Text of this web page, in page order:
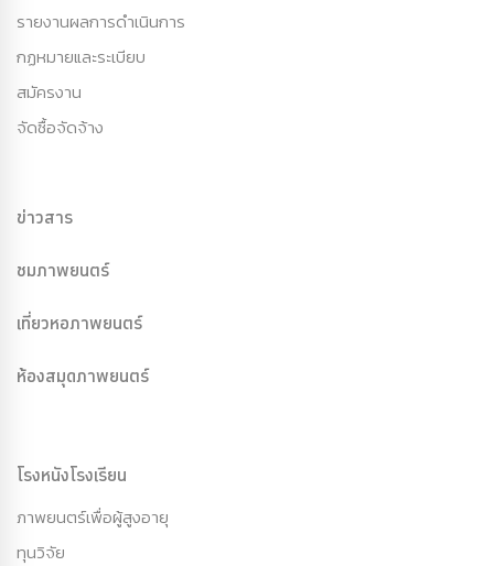
รายงานผลการดำเนินการ
กฏหมายและระเบียบ
สมัครงาน
จัดซื้อจัดจ้าง
ข่าวสาร
ชมภาพยนตร์
เที่ยวหอภาพยนตร์
ห้องสมุดภาพยนตร์
โรงหนังโรงเรียน
ภาพยนตร์เพื่อผู้สูงอายุ
ทุนวิจัย